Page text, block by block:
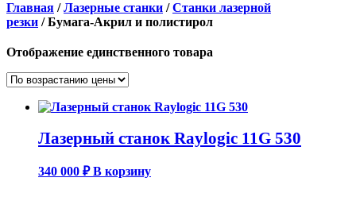
Главная /Лазерные станки /Станки лазерной
резки / Бумага-Акрил и полистирол
Отображение единственного товара
Лазерный станок Raylogic 11G 530
340 000 ₽ В корзину